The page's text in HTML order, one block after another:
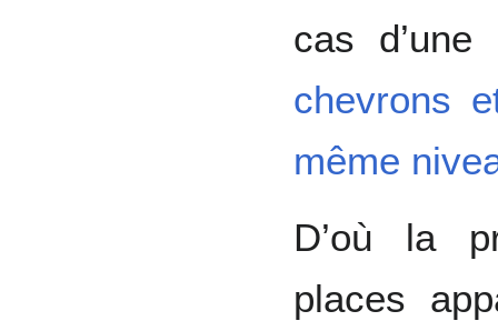
cas d’une
chevrons
même
D’où la
places